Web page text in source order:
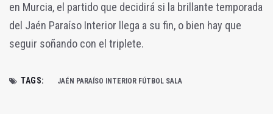
en Murcia, el partido que decidirá si la brillante temporada
del Jaén Paraíso Interior llega a su fin, o bien hay que
seguir soñando con el triplete.
TAGS: JAÉN PARAÍSO INTERIOR FÚTBOL SALA